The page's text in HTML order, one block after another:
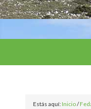
Estás aquí:Inicio/